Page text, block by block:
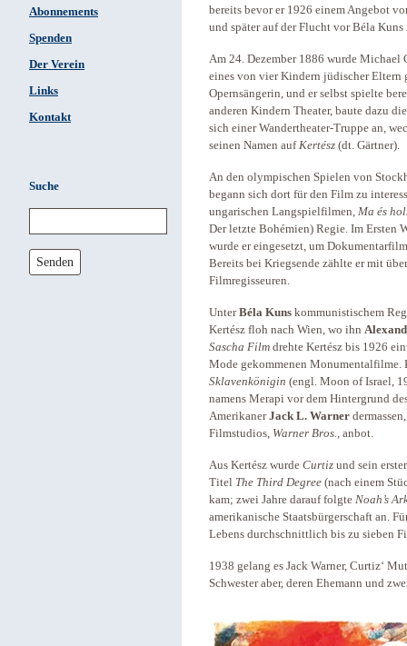
Abonnements
Spenden
Der Verein
Links
Kontakt
Suche
Senden
bereits bevor er 1926 einem Angebot
und später auf der Flucht vor Béla Kuns
Am 24. Dezember 1886 wurde
eines von vier Kindern jüdischer Eltern
Opernsängerin, und er selbst spielte
anderen Kindern Theater, baute dazu
sich einer Wandertheater-Truppe an,
seinen Namen aufKertész (dt. Gärtner).
An den olympischen Spielen von
begann sich dort für den Film zu
ungarischen Langspielfilmen, Ma és
Der letzte Bohémien) Regie. Im Ersten
wurde er eingesetzt, um
Bereits bei Kriegsende zählte er mit
Filmregisseuren.
UnterBéla Kuns kommunistischem
Kertész floh nach Wien, wo ihn
Sascha Film drehte Kertész bis 1926
Mode gekommenen Monumentalfilme.
Sklavenkönigin (engl. Moon of Israel,
namens Merapi vor dem Hintergrund
AmerikanerJack L. Warner
Filmstudios, Warner Bros., anbot.
Aus Kertész wurde Curtiz und sein
Titel The Third Degree (nach einem
kam; zwei Jahre darauf folgte Noah’s
amerikanische Staatsbürgerschaft an.
Lebens durchschnittlich bis zu sieben
1938 gelang es Jack Warner, Curtiz‘
Schwester aber, deren Ehemann und